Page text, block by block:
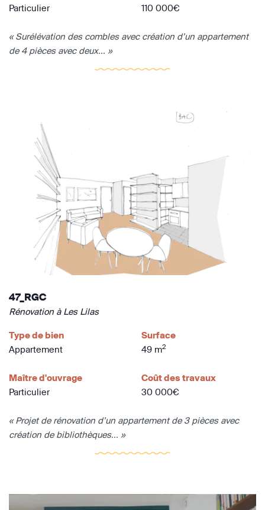
Particulier
110 000€
« Surélévation des combles avec création d’un appartement
de 4 pièces avec deux... »
47_RGC
Rénovation à Les Lilas
Type de bien
Appartement
Surface
49 m2
Maître d'ouvrage
Particulier
Coût des travaux
30 000€
« Projet de rénovation d’un appartement de 3 pièces avec
création de bibliothèques... »